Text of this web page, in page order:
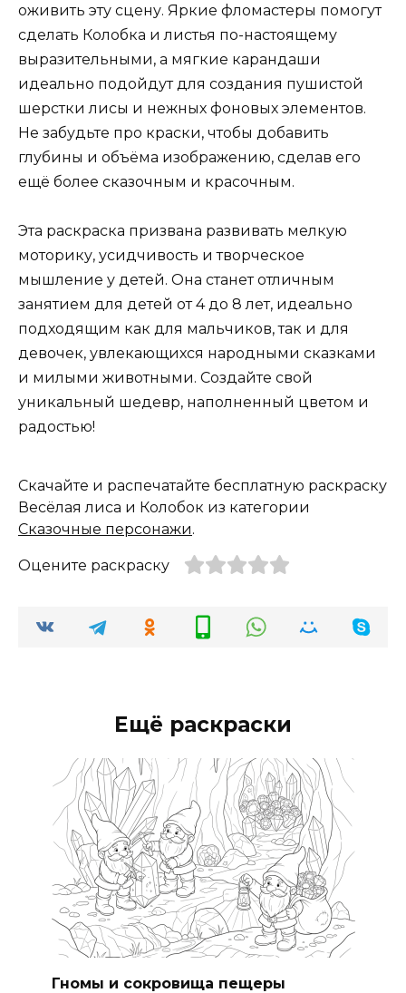
оживить эту сцену. Яркие фломастеры помогут
сделать Колобка и листья по-настоящему
выразительными, а мягкие карандаши
идеально подойдут для создания пушистой
шерстки лисы и нежных фоновых элементов.
Не забудьте про краски, чтобы добавить
глубины и объёма изображению, сделав его
ещё более сказочным и красочным.
Эта раскраска призвана развивать мелкую
моторику, усидчивость и творческое
мышление у детей. Она станет отличным
занятием для детей от 4 до 8 лет, идеально
подходящим как для мальчиков, так и для
девочек, увлекающихся народными сказками
и милыми животными. Создайте свой
уникальный шедевр, наполненный цветом и
радостью!
Скачайте и распечатайте бесплатную раскраску
Весёлая лиса и Колобок из категории
Сказочные персонажи.
Оцените раскраску
Ещё раскраски
Гномы и сокровища пещеры